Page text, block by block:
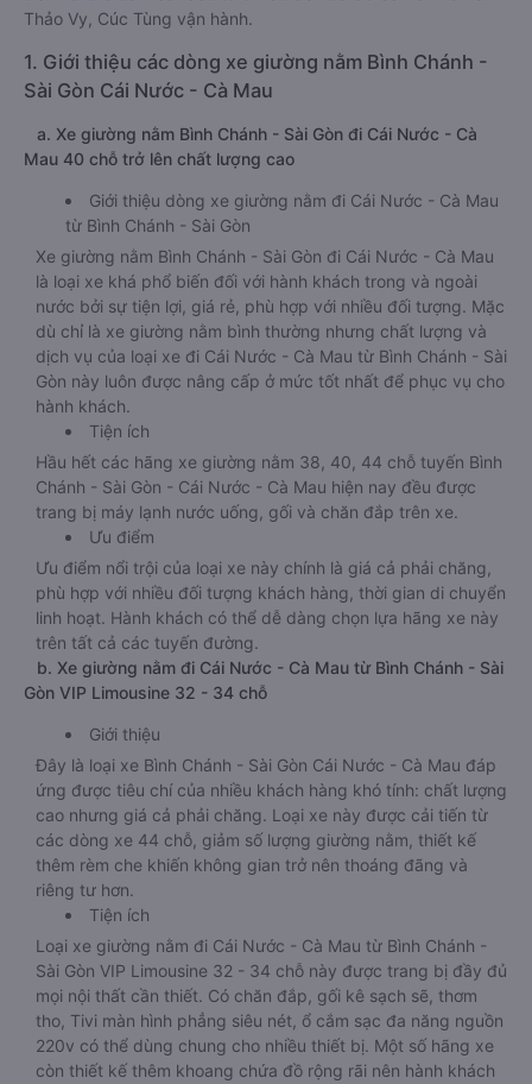
Thảo Vy, Cúc Tùng vận hành.
1. Giới thiệu các dòng xe giường nằm Bình Chánh -
Sài Gòn Cái Nước - Cà Mau
a. Xe giường nằm Bình Chánh - Sài Gòn đi Cái Nước - Cà
Mau 40 chỗ trở lên chất lượng cao
Giới thiệu dòng xe giường nằm đi Cái Nước - Cà Mau
từ Bình Chánh - Sài Gòn
Xe giường nằm Bình Chánh - Sài Gòn đi Cái Nước - Cà Mau
là loại xe khá phổ biến đối với hành khách trong và ngoài
nước bởi sự tiện lợi, giá rẻ, phù hợp với nhiều đối tượng. Mặc
dù chỉ là xe giường nằm bình thường nhưng chất lượng và
dịch vụ của loại xe đi Cái Nước - Cà Mau từ Bình Chánh - Sài
Gòn này luôn được nâng cấp ở mức tốt nhất để phục vụ cho
hành khách.
Tiện ích
Hầu hết các hãng xe giường nằm 38, 40, 44 chỗ tuyến Bình
Chánh - Sài Gòn - Cái Nước - Cà Mau hiện nay đều được
trang bị máy lạnh nước uống, gối và chăn đắp trên xe.
Ưu điểm
Ưu điểm nổi trội của loại xe này chính là giá cả phải chăng,
phù hợp với nhiều đối tượng khách hàng, thời gian di chuyển
linh hoạt. Hành khách có thể dễ dàng chọn lựa hãng xe này
trên tất cả các tuyến đường.
b. Xe giường nằm đi Cái Nước - Cà Mau từ Bình Chánh - Sài
Gòn VIP Limousine 32 - 34 chỗ
Giới thiệu
Đây là loại xe Bình Chánh - Sài Gòn Cái Nước - Cà Mau đáp
ứng được tiêu chí của nhiều khách hàng khó tính: chất lượng
cao nhưng giá cả phải chăng. Loại xe này được cải tiến từ
các dòng xe 44 chỗ, giảm số lượng giường nằm, thiết kế
thêm rèm che khiến không gian trở nên thoáng đãng và
riêng tư hơn.
Tiện ích
Loại xe giường nằm đi Cái Nước - Cà Mau từ Bình Chánh -
Sài Gòn VIP Limousine 32 - 34 chỗ này được trang bị đầy đủ
mọi nội thất cần thiết. Có chăn đắp, gối kê sạch sẽ, thơm
tho, Tivi màn hình phẳng siêu nét, ổ cắm sạc đa năng nguồn
220v có thể dùng chung cho nhiều thiết bị. Một số hãng xe
còn thiết kế thêm khoang chứa đồ rộng rãi nên hành khách